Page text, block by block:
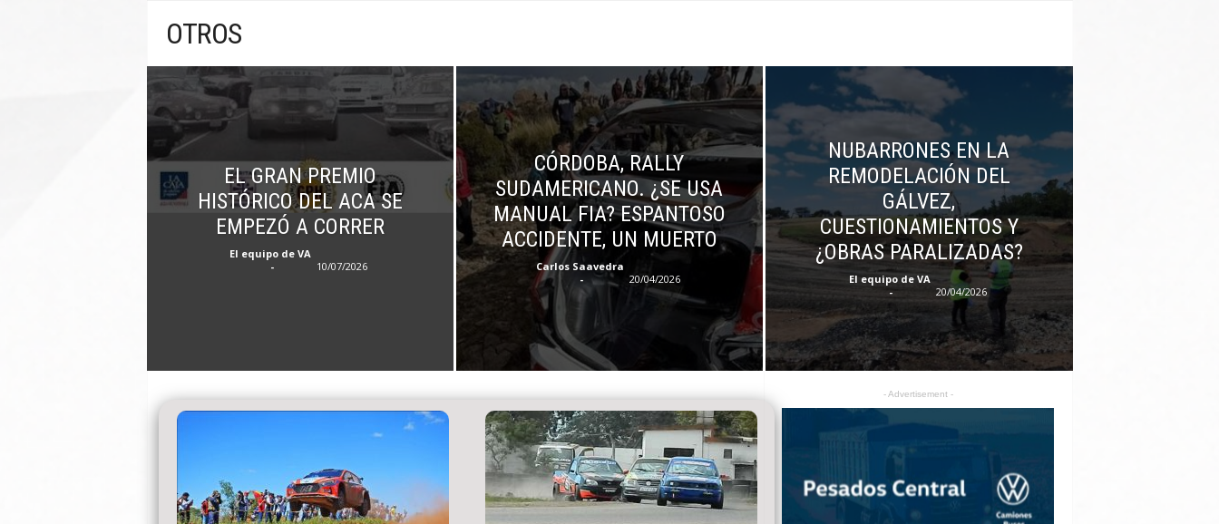
t
OTROS
EL GRAN PREMIO
HISTÓRICO DEL ACA SE
EMPEZÓ A CORRER
El equipo de VA
-
10/07/2026
CÓRDOBA, RALLY
SUDAMERICANO. ¿SE USA
MANUAL FIA? ESPANTOSO
ACCIDENTE, UN MUERTO
Carlos Saavedra
-
20/04/2026
NUBARRONES EN LA
REMODELACIÓN DEL
GÁLVEZ,
CUESTIONAMIENTOS Y
¿OBRAS PARALIZADAS?
El equipo de VA
-
20/04/2026
- Advertisement -